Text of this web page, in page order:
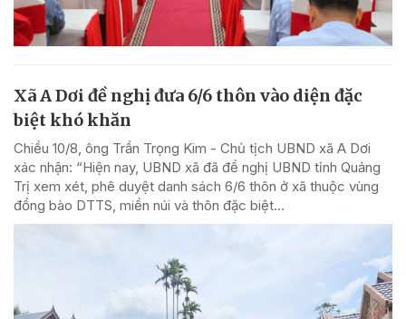
Xã A Dơi đề nghị đưa 6/6 thôn vào diện đặc
biệt khó khăn
Chiều 10/8, ông Trần Trọng Kim - Chủ tịch UBND xã A Dơi
xác nhận: “Hiện nay, UBND xã đã đề nghị UBND tỉnh Quảng
Trị xem xét, phê duyệt danh sách 6/6 thôn ở xã thuộc vùng
đồng bào DTTS, miền núi và thôn đặc biệt...